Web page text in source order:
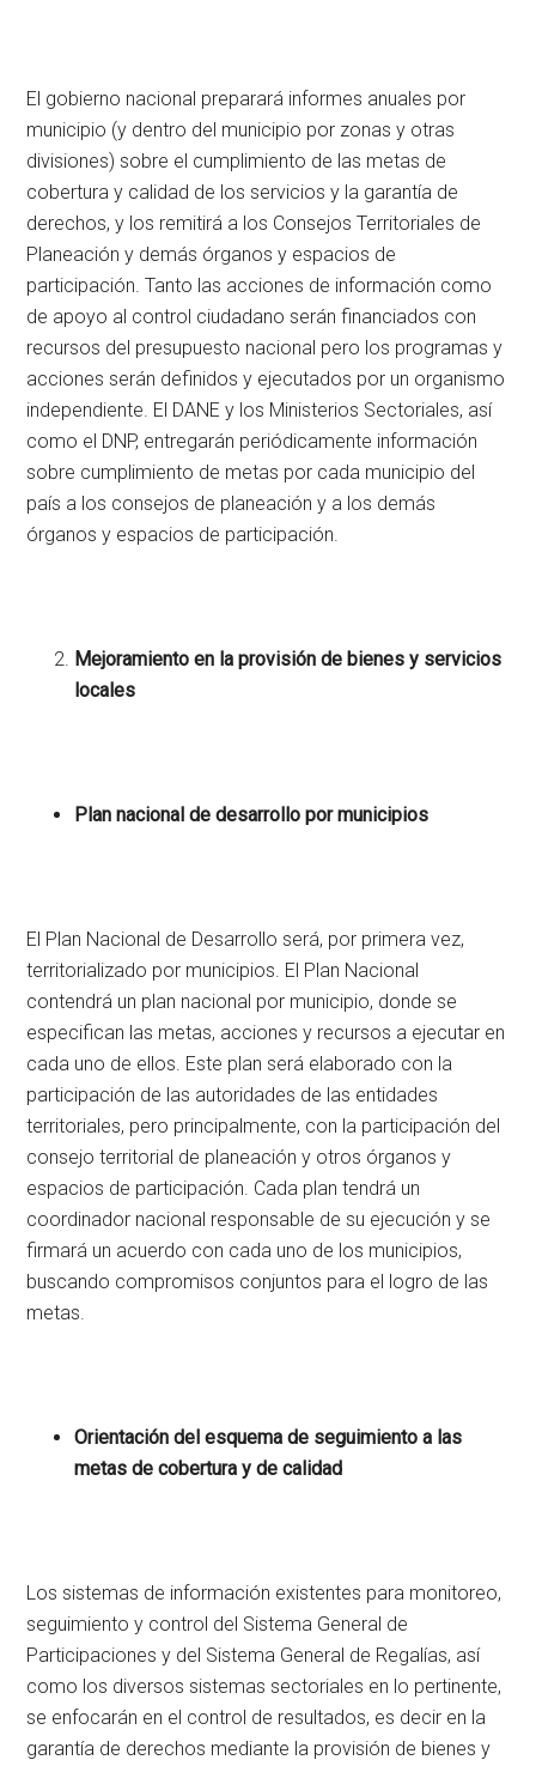
El gobierno nacional preparará informes anuales por
municipio (y dentro del municipio por zonas y otras
divisiones) sobre el cumplimiento de las metas de
cobertura y calidad de los servicios y la garantía de
derechos, y los remitirá a los Consejos Territoriales de
Planeación y demás órganos y espacios de
participación. Tanto las acciones de información como
de apoyo al control ciudadano serán financiados con
recursos del presupuesto nacional pero los programas y
acciones serán definidos y ejecutados por un organismo
independiente. El DANE y los Ministerios Sectoriales, así
como el DNP, entregarán periódicamente información
sobre cumplimiento de metas por cada municipio del
país a los consejos de planeación y a los demás
órganos y espacios de participación.
Mejoramiento en la provisión de bienes y servicios
locales
Plan nacional de desarrollo por municipios
El Plan Nacional de Desarrollo será, por primera vez,
territorializado por municipios. El Plan Nacional
contendrá un plan nacional por municipio, donde se
especifican las metas, acciones y recursos a ejecutar en
cada uno de ellos. Este plan será elaborado con la
participación de las autoridades de las entidades
territoriales, pero principalmente, con la participación del
consejo territorial de planeación y otros órganos y
espacios de participación. Cada plan tendrá un
coordinador nacional responsable de su ejecución y se
firmará un acuerdo con cada uno de los municipios,
buscando compromisos conjuntos para el logro de las
metas.
Orientación del esquema de seguimiento a las
metas de cobertura y de calidad
Los sistemas de información existentes para monitoreo,
seguimiento y control del Sistema General de
Participaciones y del Sistema General de Regalías, así
como los diversos sistemas sectoriales en lo pertinente,
se enfocarán en el control de resultados, es decir en la
garantía de derechos mediante la provisión de bienes y